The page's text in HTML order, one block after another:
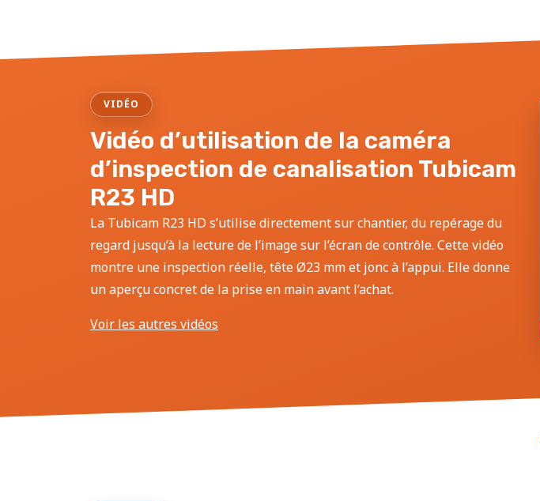
VIDÉO
Vidéo d’utilisation de la caméra
d’inspection de canalisation Tubicam
R23 HD
La Tubicam R23 HD s’utilise directement sur chantier, du repérage du
regard jusqu’à la lecture de l’image sur l’écran de contrôle. Cette vidéo
montre une inspection réelle, tête Ø23 mm et jonc à l’appui. Elle donne
un aperçu concret de la prise en main avant l’achat.
Voir les autres vidéos